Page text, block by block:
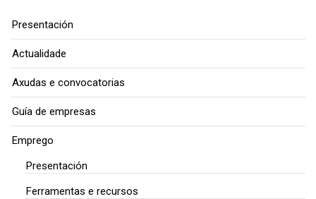
Presentación
Actualidade
Axudas e convocatorias
Guía de empresas
Emprego
Presentación
Ferramentas e recursos